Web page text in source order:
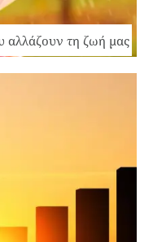
αλλάζουν τη ζωή μας